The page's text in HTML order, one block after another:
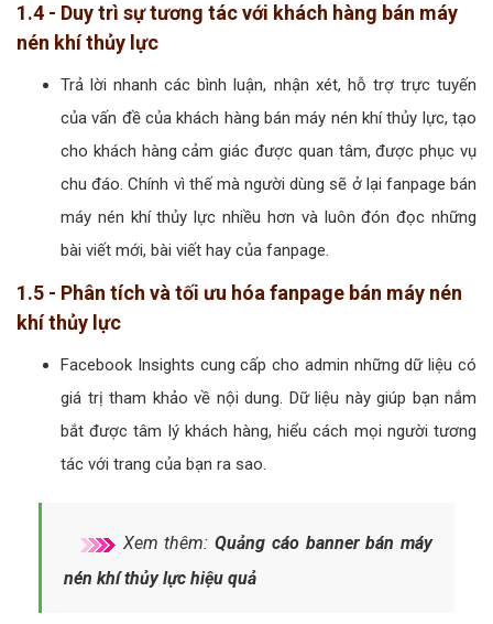
1.4 - Duy trì sự tương tác với khách hàng bán máy
nén khí thủy lực
Trả lời nhanh các bình luận, nhận xét, hỗ trợ trực tuyến
của vấn đề của khách hàng bán máy nén khí thủy lực, tạo
cho khách hàng cảm giác được quan tâm, được phục vụ
chu đáo. Chính vì thế mà người dùng sẽ ở lại fanpage bán
máy nén khí thủy lực nhiều hơn và luôn đón đọc những
bài viết mới, bài viết hay của fanpage.
1.5 - Phân tích và tối ưu hóa fanpage bán máy nén
khí thủy lực
Facebook Insights cung cấp cho admin những dữ liệu có
giá trị tham khảo về nội dung. Dữ liệu này giúp bạn nắm
bắt được tâm lý khách hàng, hiểu cách mọi người tương
tác với trang của bạn ra sao.
Xem thêm:Quảng cáo banner bán máy
nén khí thủy lực hiệu quả